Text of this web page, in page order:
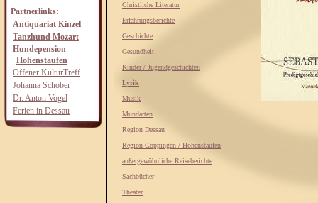
Partnerlinks:
Antiquariat Kinzel
Tanzhund Mozart
Hundepension
Hohenstaufen
Offener KulturTreff
Johanna Schober
Dr. Anton Vogel
Ferien in Dessau
Christliche Literatur
Erfahrungsberichte
Geschichte
Gesundheit
Kinder / Jugendgeschichten
Lyrik
Musik
Mundarten
Region Dessau
Region Göppingen / Hohenstaufen
außergewöhnliche Reiseberichte
Sachbücher
Theater